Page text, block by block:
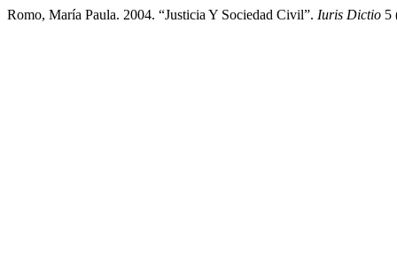
Romo, María Paula. 2004. “Justicia Y Sociedad Civil”. Iuris Dictio 5